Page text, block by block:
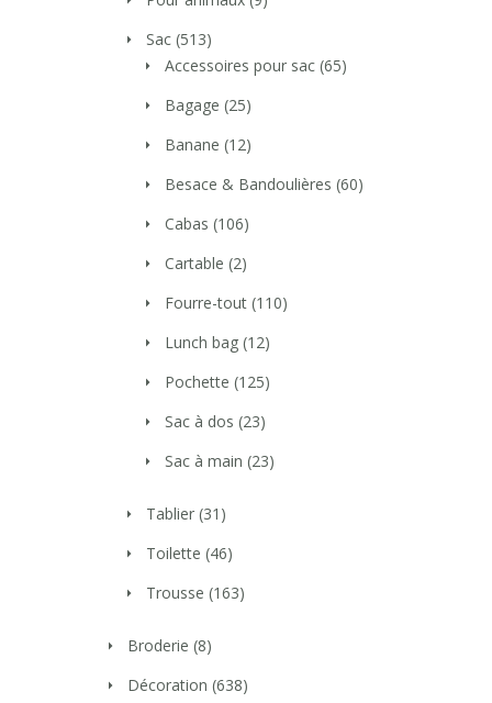
Sac (513)
Accessoires pour sac (65)
Bagage (25)
Banane (12)
Besace & Bandoulières (60)
Cabas (106)
Cartable (2)
Fourre-tout (110)
Lunch bag (12)
Pochette (125)
Sac à dos (23)
Sac à main (23)
Tablier (31)
Toilette (46)
Trousse (163)
Broderie (8)
Décoration (638)